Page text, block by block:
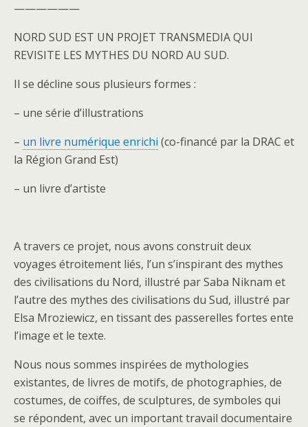
——————
NORD SUD EST UN PROJET TRANSMEDIA QUI
REVISITE LES MYTHES DU NORD AU SUD.
Il se décline sous plusieurs formes :
– une série d’illustrations
– un livre numérique enrichi (co-financé par la DRAC et
la Région Grand Est)
– un livre d’artiste
A travers ce projet, nous avons construit deux
voyages étroitement liés, l’un s’inspirant des mythes
des civilisations du Nord, illustré par Saba Niknam et
l’autre des mythes des civilisations du Sud, illustré par
Elsa Mroziewicz, en tissant des passerelles fortes ente
l’image et le texte.
Nous nous sommes inspirées de mythologies
existantes, de livres de motifs, de photographies, de
costumes, de coiffes, de sculptures, de symboles qui
se répondent, avec un important travail documentaire